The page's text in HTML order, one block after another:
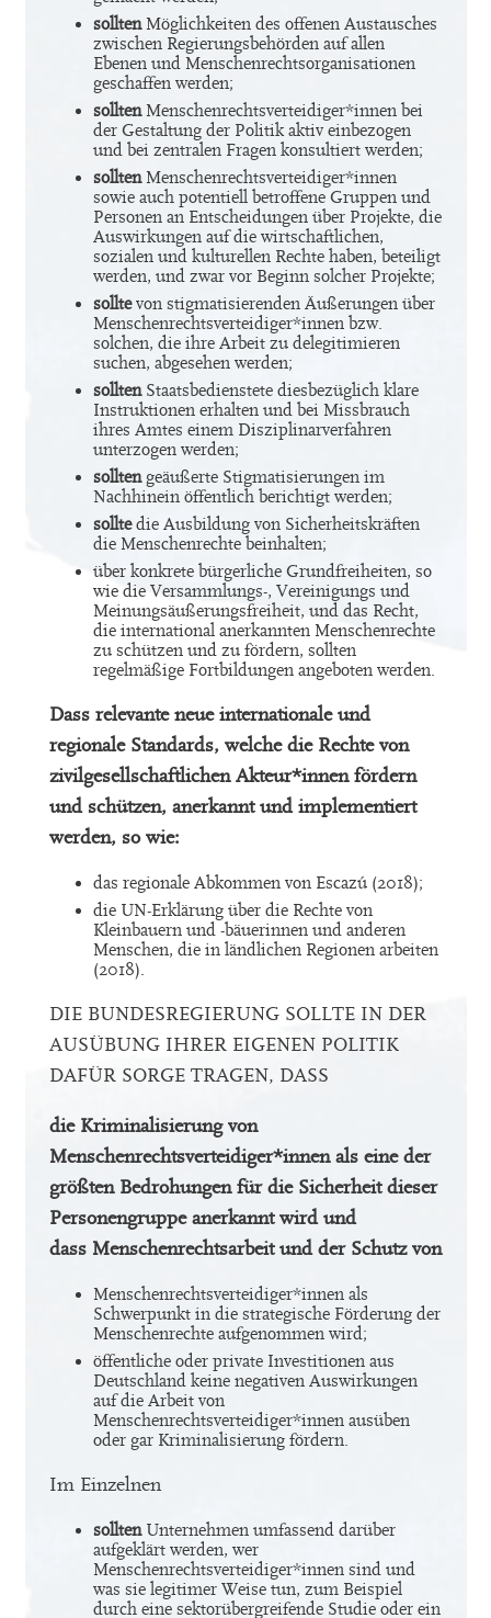
solltenMöglichkeiten des offenen Austausches
zwischen Regierungsbehörden auf allen
Ebenen und Menschenrechtsorganisationen
geschaffen werden;
solltenMenschenrechtsverteidiger*innen bei
der Gestaltung der Politik aktiv einbezogen
und bei zentralen Fragen konsultiert werden;
solltenMenschenrechtsverteidiger*innen
sowie auch potentiell betroffene Gruppen und
Personen an Entscheidungen über Projekte, die
Auswirkungen auf die wirtschaftlichen,
sozialen und kulturellen Rechte haben, beteiligt
werden, und zwar vor Beginn solcher Projekte;
solltevon stigmatisierenden Äußerungen über
Menschenrechtsverteidiger*innen bzw.
solchen, die ihre Arbeit zu delegitimieren
suchen, abgesehen werden;
solltenStaatsbedienstete diesbezüglich klare
Instruktionen erhalten und bei Missbrauch
ihres Amtes einem Disziplinarverfahren
unterzogen werden;
solltengeäußerte Stigmatisierungen im
Nachhinein öffentlich berichtigt werden;
solltedie Ausbildung von Sicherheitskräften
die Menschenrechte beinhalten;
über konkrete bürgerliche Grundfreiheiten, so
wie die Versammlungs-, Vereinigungs und
Meinungsäußerungsfreiheit, und das Recht,
die international anerkannten Menschenrechte
zu schützen und zu fördern, sollten
regelmäßige Fortbildungen angeboten werden.
Dass relevante neue internationale und
regionale Standards, welche die Rechte von
zivilgesellschaftlichen Akteur*innen fördern
und schützen, anerkannt und implementiert
werden, so wie:
das regionale Abkommen von Escazú (2018);
die UN-Erklärung über die Rechte von
Kleinbauern und -bäuerinnen und anderen
Menschen, die in ländlichen Regionen arbeiten
(2018).
DIE BUNDESREGIERUNG SOLLTE IN DER
AUSÜBUNG IHRER EIGENEN POLITIK
DAFÜR SORGE TRAGEN, DASS
die Kriminalisierung von
Menschenrechtsverteidiger*innen als eine der
größten Bedrohungen für die Sicherheit dieser
Personengruppe anerkannt wird und
dass Menschenrechtsarbeit und der Schutz von
Menschenrechtsverteidiger*innen als
Schwerpunkt in die strategische Förderung der
Menschenrechte aufgenommen wird;
öffentliche oder private Investitionen aus
Deutschland keine negativen Auswirkungen
auf die Arbeit von
Menschenrechtsverteidiger*innen ausüben
oder gar Kriminalisierung fördern.
Im Einzelnen
solltenUnternehmen umfassend darüber
aufgeklärt werden, wer
Menschenrechtsverteidiger*innen sind und
was sie legitimer Weise tun, zum Beispiel
durch eine sektorübergreifende Studie oder ein